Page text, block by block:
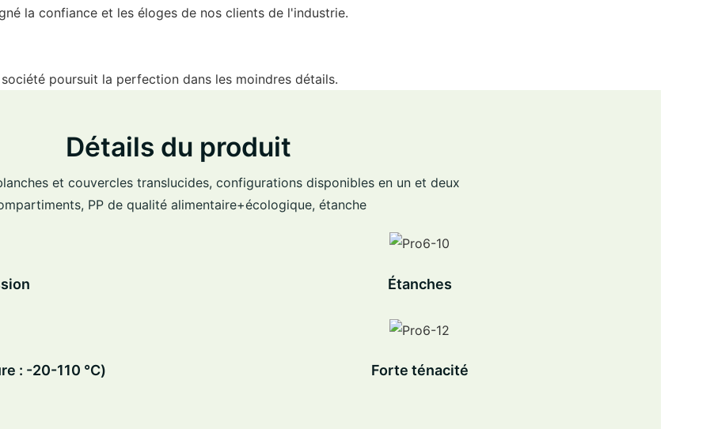
la confiance et les éloges de nos clients de l'industrie.
poursuit la perfection dans les moindres détails.
Détails du produit
et couvercles translucides, configurations disponibles en un et deux
PP de qualité alimentaire+écologique, étanche
Étanches
: -20-110 ℃) Forte ténacité